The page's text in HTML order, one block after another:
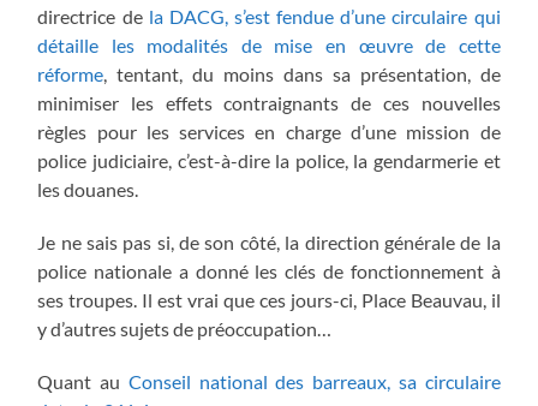
directrice dela DACG, s’est fendue d’une circulaire qui
détaille les modalités de mise en œuvre de cette
réforme , tentant, du moins dans sa présentation, de
minimiser les effets contraignants de ces nouvelles
règles pour les services en charge d’une mission de
police judiciaire, c’est-à-dire la police, la gendarmerie et
les douanes.
Je ne sais pas si, de son côté, la direction générale de la
police nationale a donné les clés de fonctionnement à
ses troupes. Il est vrai que ces jours-ci, Place Beauvau, il
y d’autres sujets de préoccupation…
Quant au Conseil national des barreaux, sa circulaire